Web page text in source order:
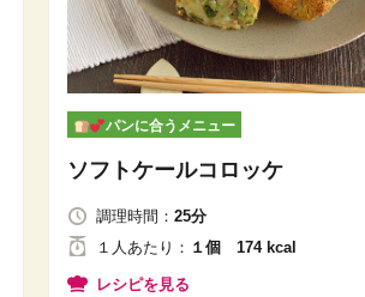
パンに合うメニュー
ソフトケールコロッケ
調理時間： 25分
１人あたり ： １個 174 kcal
レシピを見る